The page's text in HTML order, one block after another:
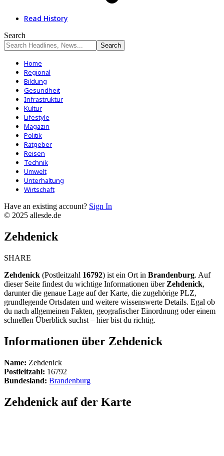
Read History
Search
Home
Regional
Bildung
Gesundheit
Infrastruktur
Kultur
Lifestyle
Magazin
Politik
Ratgeber
Reisen
Technik
Umwelt
Unterhaltung
Wirtschaft
Have an existing account? Sign In
© 2025 allesde.de
Zehdenick
SHARE
Zehdenick (Postleitzahl 16792) ist ein Ort in Brandenburg. Auf
dieser Seite findest du wichtige Informationen über Zehdenick,
darunter die genaue Lage auf der Karte, die zugehörige PLZ,
grundlegende Ortsdaten und weitere wissenswerte Details. Egal ob
du nach allgemeinen Fakten, geografischer Einordnung oder einem
schnellen Überblick suchst – hier bist du richtig.
Informationen über Zehdenick
Name: Zehdenick
Postleitzahl: 16792
Bundesland: Brandenburg
Zehdenick auf der Karte